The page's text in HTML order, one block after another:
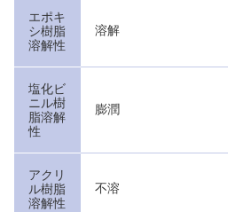
エポキ
シ樹脂
溶解性
溶解
塩化ビ
ニル樹
脂溶解
性
膨潤
アクリ
ル樹脂
溶解性
不溶